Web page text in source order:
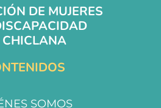
DE MUJERES
CHICLANA
SOMOS